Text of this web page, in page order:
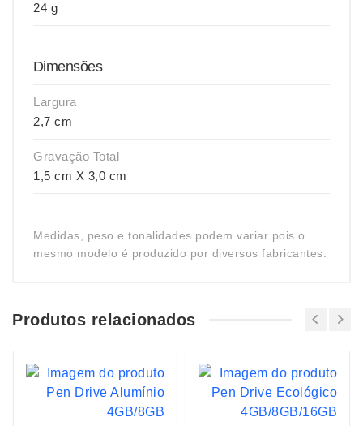
24 g
Dimensões
Largura
2,7 cm
Gravação Total
1,5 cm X 3,0 cm
Medidas, peso e tonalidades podem variar pois o
mesmo modelo é produzido por diversos fabricantes.
Produtos relacionados